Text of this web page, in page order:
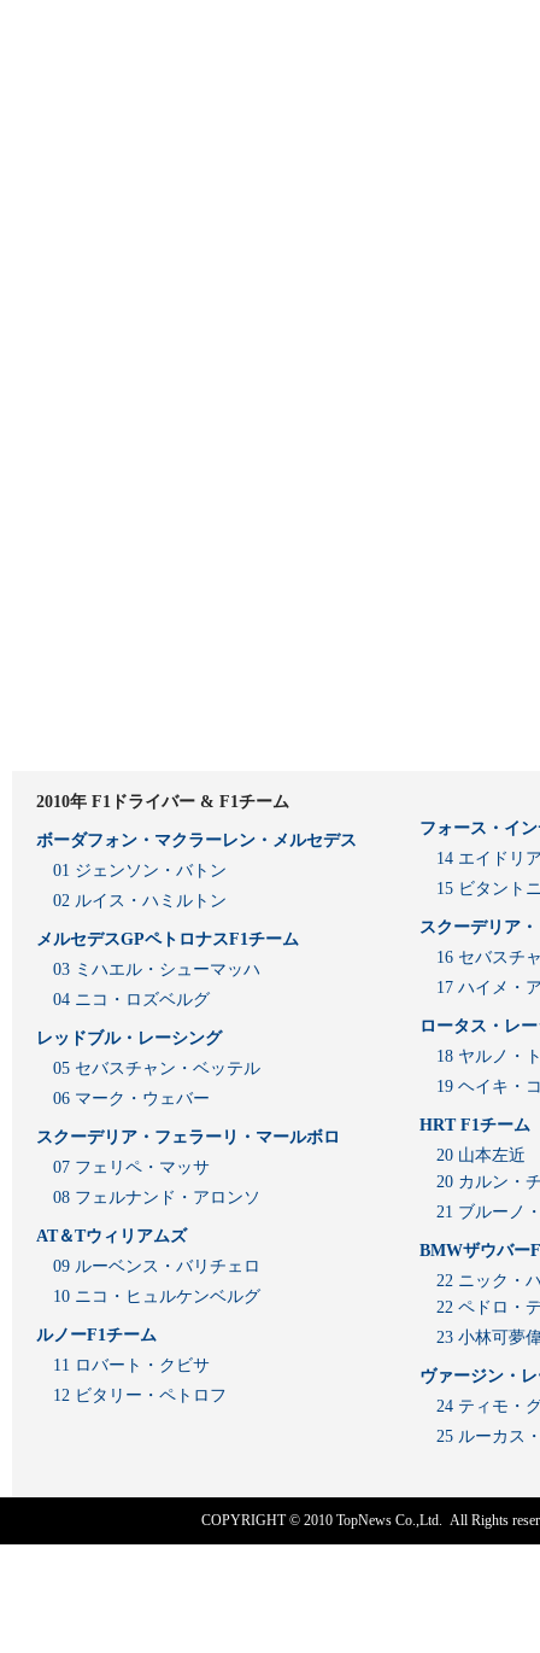
2010年 F1ドライバー & F1チーム
ボーダフォン・マクラーレン・メルセデス
01 ジェンソン・バトン
02 ルイス・ハミルトン
メルセデスGPペトロナスF1チーム
03 ミハエル・シューマッハ
04 ニコ・ロズベルグ
レッドブル・レーシング
05 セバスチャン・ベッテル
06 マーク・ウェバー
スクーデリア・フェラーリ・マールボロ
07 フェリペ・マッサ
08 フェルナンド・アロンソ
AT＆Tウィリアムズ
09 ルーベンス・バリチェロ
10 ニコ・ヒュルケンベルグ
ルノーF1チーム
11 ロバート・クビサ
12 ビタリー・ペトロフ
フォース・イ
14 エイドリ
15 ビタント
スクーデリア
16 セバスチ
17 ハイメ・
ロータス・レ
18 ヤルノ・
19 ヘイキ・
HRT F1チーム
20 山本左近
20 カルン・
21 ブルーノ
BMWザウバー
22 ニック・
22 ペドロ・
23 小林可夢
ヴァージン・
24 ティモ・
25 ルーカス
COPYRIGHT © 2010 TopNews Co.,Ltd. All Rights